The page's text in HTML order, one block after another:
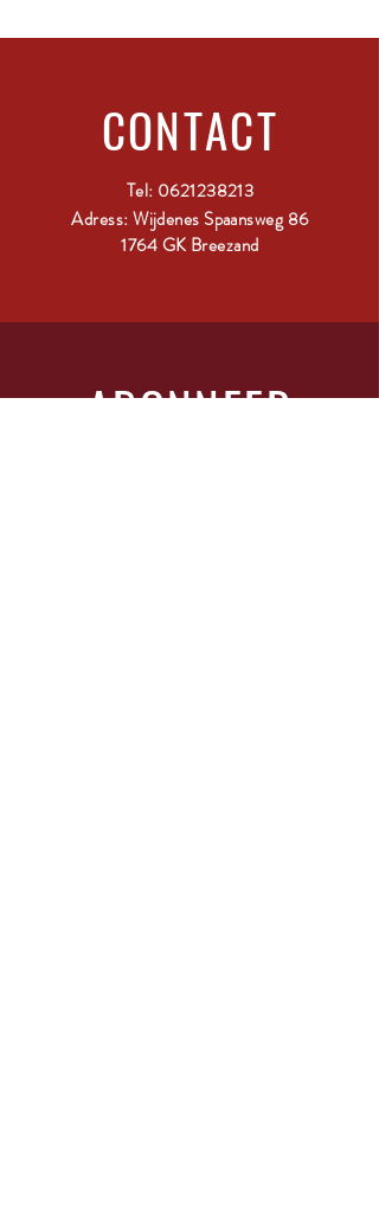
CONTACT
Tel: 0621238213
Adress: Wijdenes Spaansweg 86
1764 GK Breezand
ABONNEER